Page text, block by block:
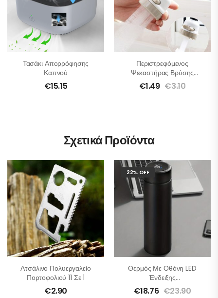
Τασάκι Απορρόφησης
Καπνού
€15.15
Περιστρεφόμενος
Ψεκαστήρας Βρύσης
Κουζίνας
€1.49 €3.10
Σχετικά Προϊόντα
Ατσάλινο Πολυεργαλείο
Πορτοφολιού 11 Σε 1
€2.90
22% OFF
Θερμός Με Οθόνη LED
Ένδειξης
Θερμοκρασίας, 500ml
€18.76 €23.90